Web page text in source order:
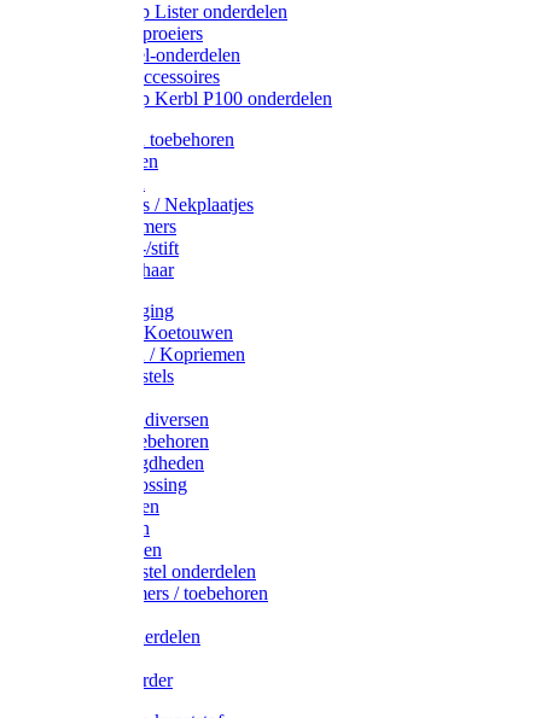
Weidepomp Lister onderdelen
Nippels / Sproeiers
Drinknippel-onderdelen
Drinkbak accessoires
Weidepomp Kerbl P100 onderdelen
Oormerken toebehoren
Enkelbanden
Halsplaatjes / Nekplaatjes
Kokernummers
Merkspray-/stift
Veemerkschaar
Uierverzorging
Halsters & Koetouwen
Halsriemen / Kopriemen
Koerugborstels
Koe / Stier diversen
Melkers toebehoren
Stalbenodigdheden
Kalververlossing
Stierenringen
Onthoornen
Kalverflessen
Koerugborstel onderdelen
Kalveremmers / toebehoren
Koelift onderdelen
Uieronthaarder